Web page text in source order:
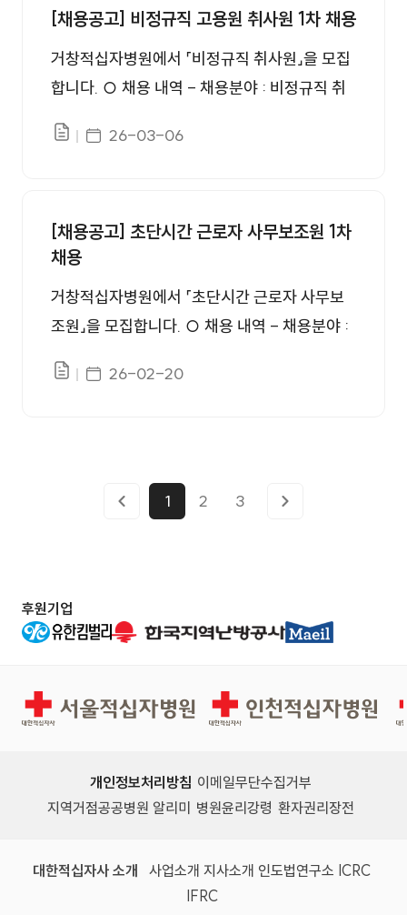
발표(거창적십자병원) : https://www.rch.or.k
접수와 전형별 합격자발표 사이트가 다름에 유
의하여 주십시오.
(금), 11:00 5. 채용 예정일자 : 2026. 4. 1.(수)
※ 채용 일자는 병원 사정에 의해 변동될 수 있음
○ 선발방법 - 1차 서류전형, 2차 면접전형 ※
서(연락처) - 총무팀 인사담당 / 055-949-33
전형별 합격자발표(거창적십자병원) : https://
www.rch.or.kr/web/rchgchang/bbs/employ
가 다름에 유의하여 주십시오.
[채용공고] 비정규직 고용원 취사원 1차 채용
거창적십자병원에서 「비정규직 취사원」을 모집
합니다. ○ 채용 내역 - 채용분야 : 비정규직 취
3. 22.(일) 18:00 2. 서류합격자발표 : 2026. 3.
1:00 5. 채용 예정일자 : 2026. 4. 1.(수) ※ 채용
일자는 병원 사정에 의해 변동될 수 있음 ○ 선
발방법 - 1차 서류전형, 2차 면접전형 ※ 세부사
항은 첨부파일의 공고문 참고 ○ 담당부서(연락
홈페이지 안내 - 원서접수(대한적십자사) : htt
원서접수와 전형별 합격자발표 사이트가 다름에
유의하여 주십시오.
파일있음게시일자
26-03-06
[채용공고] 초단시간 근로자 사무보조원 1차
채용
거창적십자병원에서 「초단시간 근로자 사무보
조원」을 모집합니다. ○ 채용 내역 - 채용분야 :
026. 2. 20.(금)~2026. 3. 8.(일) 18:00 2. 서
2026. 3. 16.(월) ※ 채용 일자는 병원 사정에 의
055-949-3384 ○ 홈페이지 안내 - 원서접수
(대한적십자사) : https://www.redcross.or.kr/
: https://www.rch.or.kr/web/rchgchang/bb
파일있음게시일자
26-02-20
1 2 3
후원기업
서울적십자병원 인천적십자병원
개인정보처리방침 이메일무단수집거부
지역거점공공병원 알리미
병원윤리강령 환자권리장전
대한적십자사 소개 사업소개 지사소개 인도법연구소 ICRC
IFRC